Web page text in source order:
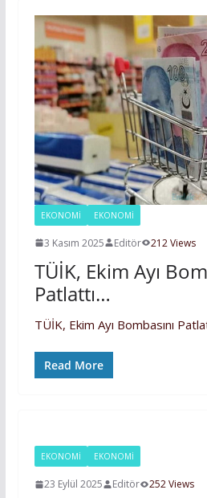
EKONOMI EKONOMİ
3 Kasım 2025 Editör 212 Views
TÜİK, Ekim Ayı
Patlattı…
TÜİK, Ekim Ayı Bombasını
Read More
EKONOMI EKONOMİ
23 Eylül 2025 Editör 252 Views